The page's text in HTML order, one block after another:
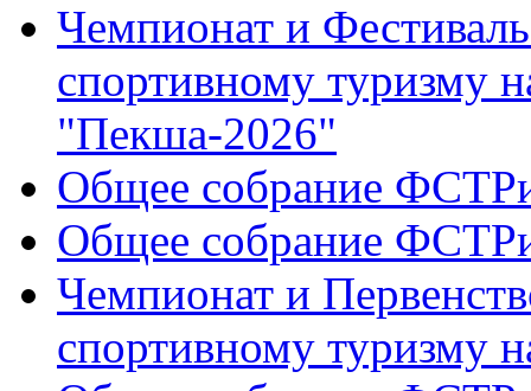
Чемпионат и
спортивному туризму
"Пекша-2026"
Общее собрание
Общее собрание
Чемпионат и
спортивному туризму